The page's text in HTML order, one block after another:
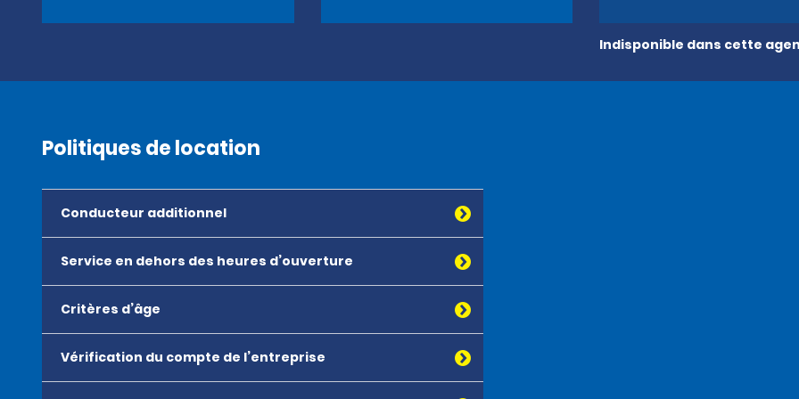
Indisponible dans cette
Politiques de location
Conducteur additionnel
Service en dehors des heures d’ouverture
Critères d’âge
Vérification du compte de l’entreprise